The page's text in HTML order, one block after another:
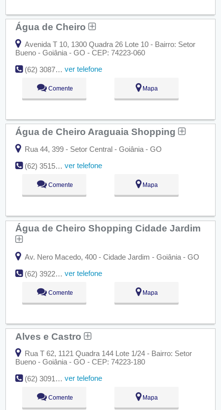
Água de Cheiro
Avenida T 10, 1300 Quadra 26 Lote 10 - Bairro: Setor
Bueno - Goiânia - GO - CEP: 74223-060
(62) 3087-7559
ver telefone
Comente Mapa
Água de Cheiro Araguaia Shopping
Rua 44, 399 - Setor Central - Goiânia - GO
(62) 3515-7600
ver telefone
Comente Mapa
Água de Cheiro Shopping Cidade Jardim
Av. Nero Macedo, 400 - Cidade Jardim - Goiânia - GO
(62) 3922-7992
ver telefone
Comente Mapa
Alves e Castro
Rua T 62, 1121 Quadra 144 Lote 1/24 - Bairro: Setor
Bueno - Goiânia - GO - CEP: 74223-180
(62) 3091-1311
ver telefone
Comente Mapa